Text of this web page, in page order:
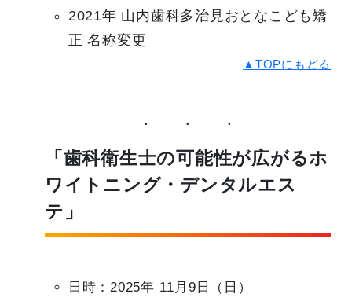
2021年 山内歯科多治見おとなこども矯
正 名称変更
▲TOPにもどる
「歯科衛生士の可能性が広がるホ
ワイトニング・デンタルエス
テ」
日時：2025年 11月9日（日）